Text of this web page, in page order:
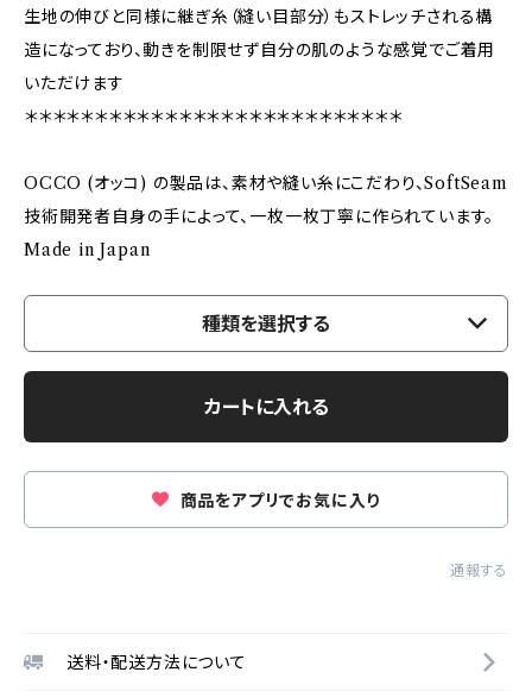
生地の伸びと同様に継ぎ糸（縫い目部分）もストレッチされる構
造になっており、動きを制限せず自分の肌のような感覚でご着用
いただけます
＊＊＊＊＊＊＊＊＊＊＊＊＊＊＊＊＊＊＊＊＊＊＊＊＊＊＊
OCCO (オッコ) の製品は、素材や縫い糸にこだわり、SoftSeam
技術開発者自身の手によって、一枚一枚丁寧に作られています。
Made in Japan
種類を選択する
カートに入れる
商品をアプリでお気に入り
通報する
送料・配送方法について